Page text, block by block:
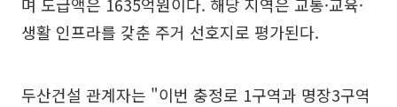
생활 인프라를 갖춘 주거 선호지로 평가된다.
두산건설 관계자는 "이번 충정로 1구역과 명장3구역